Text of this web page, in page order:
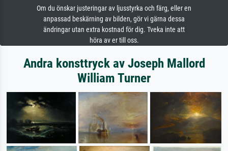
Om du önskar justeringar av ljusstyrka och färg, eller en
anpassad beskärning av bilden, gör vi gärna dessa
ändringar utan extra kostnad för dig. Tveka inte att
höra av er till oss.
Andra konsttryck av Joseph Mallord
William Turner